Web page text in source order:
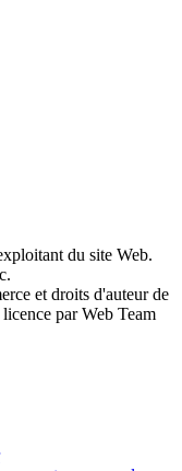
du site Web.
et droits d'auteur de
par Web Team